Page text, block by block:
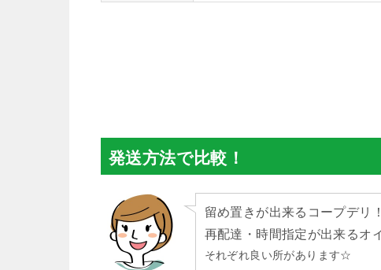
発送方法で比較！
留め置きが出来るコープデリ！
再配達・時間指定が出来るオ
それぞれ良い所があります☆